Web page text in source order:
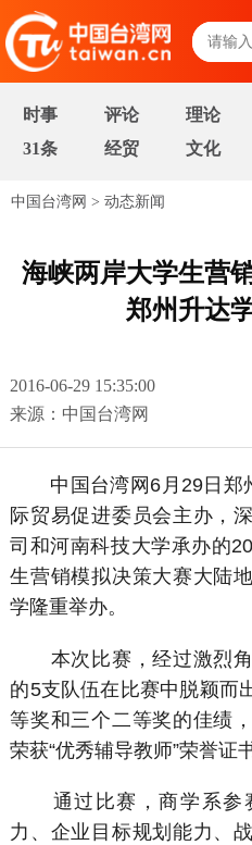
时事 评论 理论
31条
经贸 文化
中国台湾网 > 动态新闻
海峡两岸大学生营
郑州升达
2016-06-29 15:35:00
来源：中国台湾网
中国台湾网6月29日郑
际贸易促进委员会主办，
司和河南科技大学承办的
生营销模拟决策大赛大陆
学隆重举办。
本次比赛，经过激烈角
的5支队伍在比赛中脱颖而
等奖和三个二等奖的佳绩
荣获“优秀辅导教师”荣誉证
通过比赛，商学系参
力、企业目标规划能力、